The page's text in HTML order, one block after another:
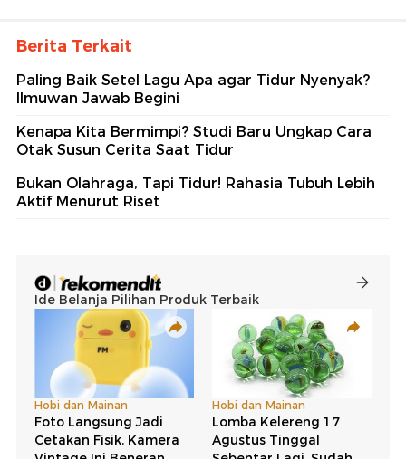
Berita Terkait
Paling Baik Setel Lagu Apa agar Tidur Nyenyak?
Ilmuwan Jawab Begini
Kenapa Kita Bermimpi? Studi Baru Ungkap Cara
Otak Susun Cerita Saat Tidur
Bukan Olahraga, Tapi Tidur! Rahasia Tubuh Lebih
Aktif Menurut Riset